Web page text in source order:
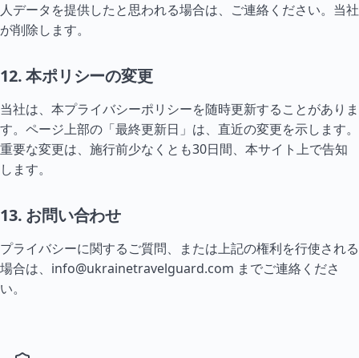
人データを提供したと思われる場合は、ご連絡ください。当社
が削除します。
12. 本ポリシーの変更
当社は、本プライバシーポリシーを随時更新することがありま
す。ページ上部の「最終更新日」は、直近の変更を示します。
重要な変更は、施行前少なくとも30日間、本サイト上で告知
します。
13. お問い合わせ
プライバシーに関するご質問、または上記の権利を行使される
場合は、 info@ukrainetravelguard.com までご連絡くださ
い。